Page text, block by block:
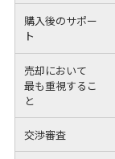
購入後のサポー
ト
売却において
最も重視するこ
と
交渉審査